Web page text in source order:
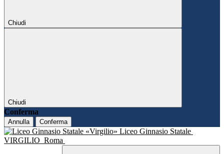
Chiudi
Chiudi
Conferma
Annulla Conferma
Liceo Ginnasio Statale
VIRGILIO Roma